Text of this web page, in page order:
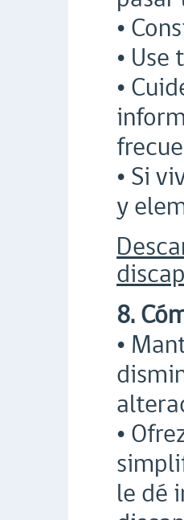
•
•
•
• Si
y
8.
•
•
le dé